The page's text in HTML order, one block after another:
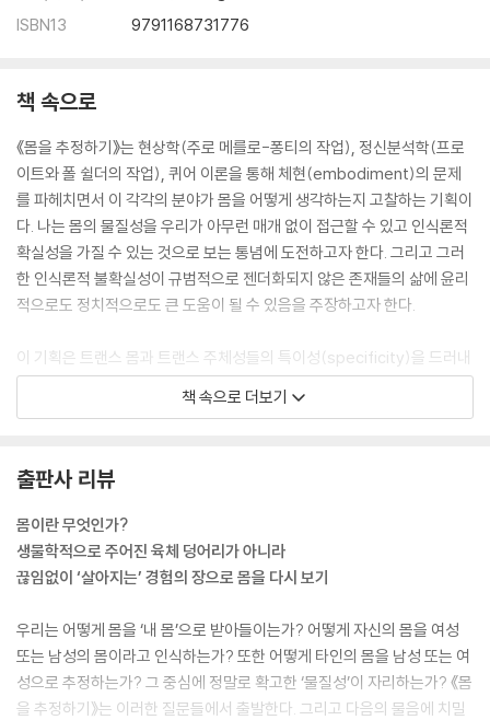
ISBN13
9791168731776
책 속으로
《몸을 추정하기》는 현상학(주로 메를로-퐁티의 작업), 정신분석학(프로
이트와 폴 쉴더의 작업), 퀴어 이론을 통해 체현(embodiment)의 문제
를 파헤치면서 이 각각의 분야가 몸을 어떻게 생각하는지 고찰하는 기획이
다. 나는 몸의 물질성을 우리가 아무런 매개 없이 접근할 수 있고 인식론적
확실성을 가질 수 있는 것으로 보는 통념에 도전하고자 한다. 그리고 그러
한 인식론적 불확실성이 규범적으로 젠더화되지 않은 존재들의 삶에 윤리
적으로도 정치적으로도 큰 도움이 될 수 있음을 주장하고자 한다.
이 기획은 트랜스 몸과 트랜스 주체성들의 특이성(specificity)을 드러내
는 한편, 그러한 특이성을 엄격히 물질적인 측면으로 정의하고픈 유혹에
저항하고자 한다. 여기서 나의 주장은 트랜스젠더화된 몸이 규범적으로 젠
e)’과 몸의 육체적 윤곽 간의 괴리에 의존하며, 이러한 괴리를 병리적 구조
로 볼 필요가 없다는 것이다.
현상학, 정신분석학, 퀴어 이론과 트랜스젠더 이론 각각은 몸을 추정한다
최우선적으로 강조한다. 이때 각 분과학문이 사용하는 각기 다른 수단들을
함께 검토한다면, 느껴지는 감각이 대개 아무런 의심 없이 받아들여지는
몸의 윤곽이 어디까지인지 그 한계를 파악하는 일에 착수할 수 있다.
--- 「서론」 중에서
책 속으로 더보기
출판사 리뷰
몸이란 무엇인가?
생물학적으로 주어진 육체 덩어리가 아니라
끊임없이 ‘살아지는’ 경험의 장으로 몸을 다시 보기
우리는 어떻게 몸을 ‘내 몸’으로 받아들이는가? 어떻게 자신의 몸을 여성
또는 남성의 몸이라고 인식하는가? 또한 어떻게 타인의 몸을 남성 또는 여
성으로 추정하는가? 그 중심에 정말로 확고한 ‘물질성’이 자리하는가? 《몸
을 추정하기》는 이러한 질문들에서 출발한다. 그리고 다음의 물음에 치밀